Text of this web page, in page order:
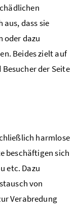
aus, dass sie
oder dazu
Beides zielt auf
der Seite
harmlose
beschäftigen sich
etc. Dazu
von
Verabredung